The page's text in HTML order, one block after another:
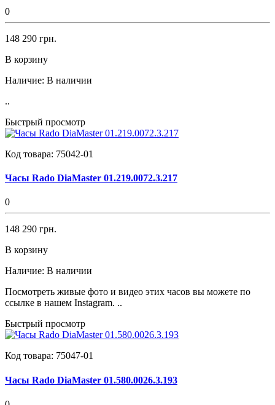
0
148 290 грн.
В корзину
Наличие: В наличии
..
Быстрый просмотр
Код товара: 75042-01
Часы Rado DiaMaster 01.219.0072.3.217
0
148 290 грн.
В корзину
Наличие: В наличии
Посмотреть живые фото и видео этих часов вы можете по
ссылке в нашем Instagram. ..
Быстрый просмотр
Код товара: 75047-01
Часы Rado DiaMaster 01.580.0026.3.193